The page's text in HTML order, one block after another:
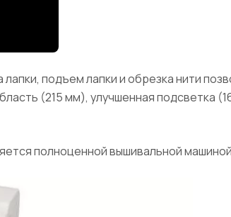
подъем лапки и обрезка нити
(215 мм), улучшенная подсветка
полноценной вышивальной